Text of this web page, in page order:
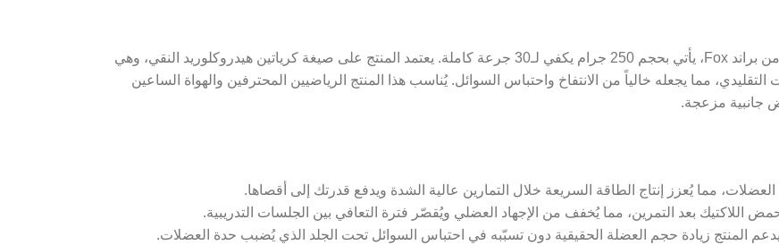
Fox Creatine HCL – كرياتين HCL بدون انتفاخ هو مكمل كرياتين متطور من براند Fox، يأتي بحجم 250 جرام يكفي لـ30 جرعة كاملة. يعتمد المنتج على صيغة كرياتين هيدروكلوريد النقي، وهي
مما يجعله خالياً من الانتفاخ واحتباس السوائل. يُناسب هذا المنتج الرياضيين المحترفين والهواة الساعين
جانبية مزعجة.
اللاكتيك بعد التمرين، مما يُخفف من الإجهاد العضلي ويُقصّر فترة التعافي بين الجلسات التدريبية.
المنتج زيادة حجم العضلة الحقيقية دون تسبّبه في احتباس السوائل تحت الجلد الذي يُضبب حدة العضلات.